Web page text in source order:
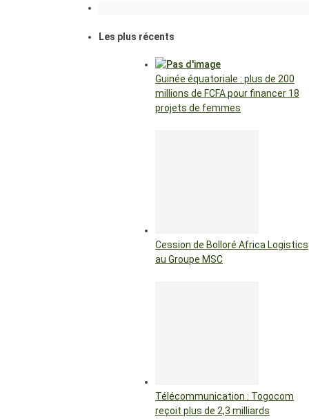
Les plus récents
Guinée équatoriale : plus de 200
millions de FCFA pour financer 18
projets de femmes
Cession de Bolloré Africa Logistics
au Groupe MSC
Télécommunication : Togocom
reçoit plus de 2,3 milliards